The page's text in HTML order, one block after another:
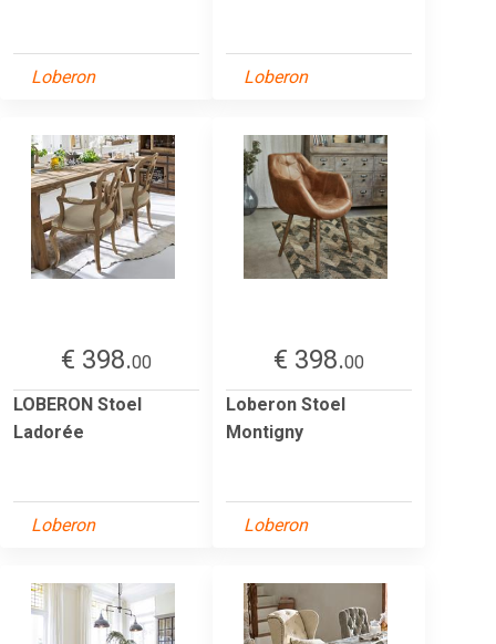
Loberon Loberon
€ 398.00
LOBERON Stoel
Ladorée
Loberon
€ 398.00
Loberon Stoel
Montigny
Loberon